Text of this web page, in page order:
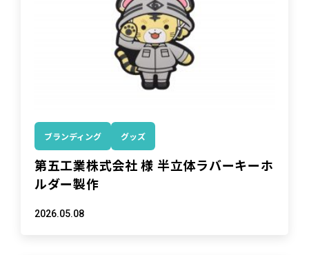
ブランディング グッズ
第五工業株式会社 様 半立体ラバーキーホ
ルダー製作
2026.05.08